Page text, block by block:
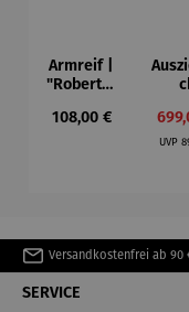
Armreif |
"Roberta"
Mütz
Regulärer Preis:
108,00 €
–
UVP
Versandkostenfrei ab 90
SERVICE